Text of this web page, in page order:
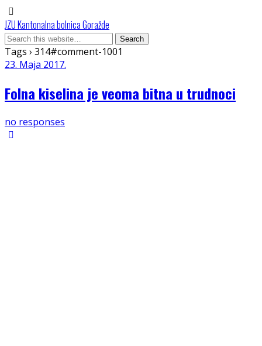
JZU Kantonalna bolnica Goražde
Tags › 314#comment-1001
23. Maja 2017.
Folna kiselina je veoma bitna u trudnoci
no responses